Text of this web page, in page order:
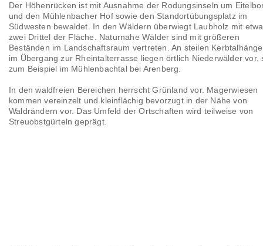
Der Höhenrücken ist mit Ausnahme der Rodungsinseln um
und den Mühlenbacher Hof sowie den Standortübungsplatz im
Südwesten bewaldet. In den Wäldern überwiegt Laubholz mit etwa
zwei Drittel der Fläche. Naturnahe Wälder sind mit größeren
Beständen im Landschaftsraum vertreten. An steilen
im Übergang zur Rheintalterrasse liegen örtlich Niederwälder vor,
zum Beispiel im Mühlenbachtal bei Arenberg.
In den waldfreien Bereichen herrscht Grünland vor. Magerwiesen
kommen vereinzelt und kleinflächig bevorzugt in der Nähe von
Waldrändern vor. Das Umfeld der Ortschaften wird teilweise von
Streuobstgürteln geprägt.